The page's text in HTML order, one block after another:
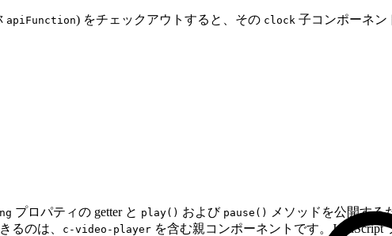
apiFunction) をチェックアウトすると、その clock 子コンポーネン
プロパティの getter と play() および pause() メソッドを公開する
るのは、
c-video-player を含む親コンポーネントです。JavaScript